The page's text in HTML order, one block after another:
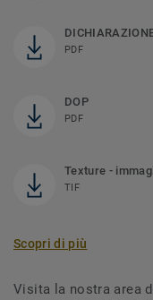
PDF
DOP
PDF
Texture -
TIF
Scopri di più
Visita la nostra area